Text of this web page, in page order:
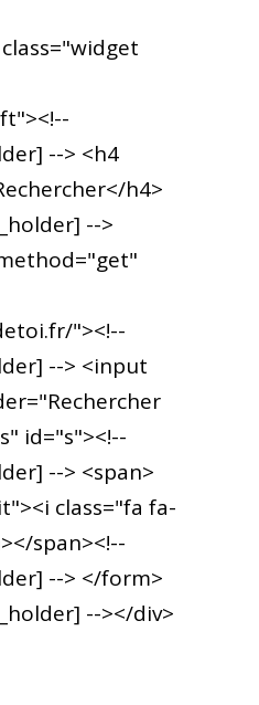
--> <h4
h4>
-->
"><!--
--> <input
id="s"><!--
--> <span>
class="fa fa-
span><!--
--> </form>
--></div>